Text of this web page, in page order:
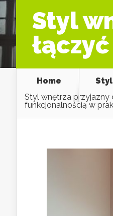
Styl
Home
Styl wnętrza przyjazny
funkcjonalnością w